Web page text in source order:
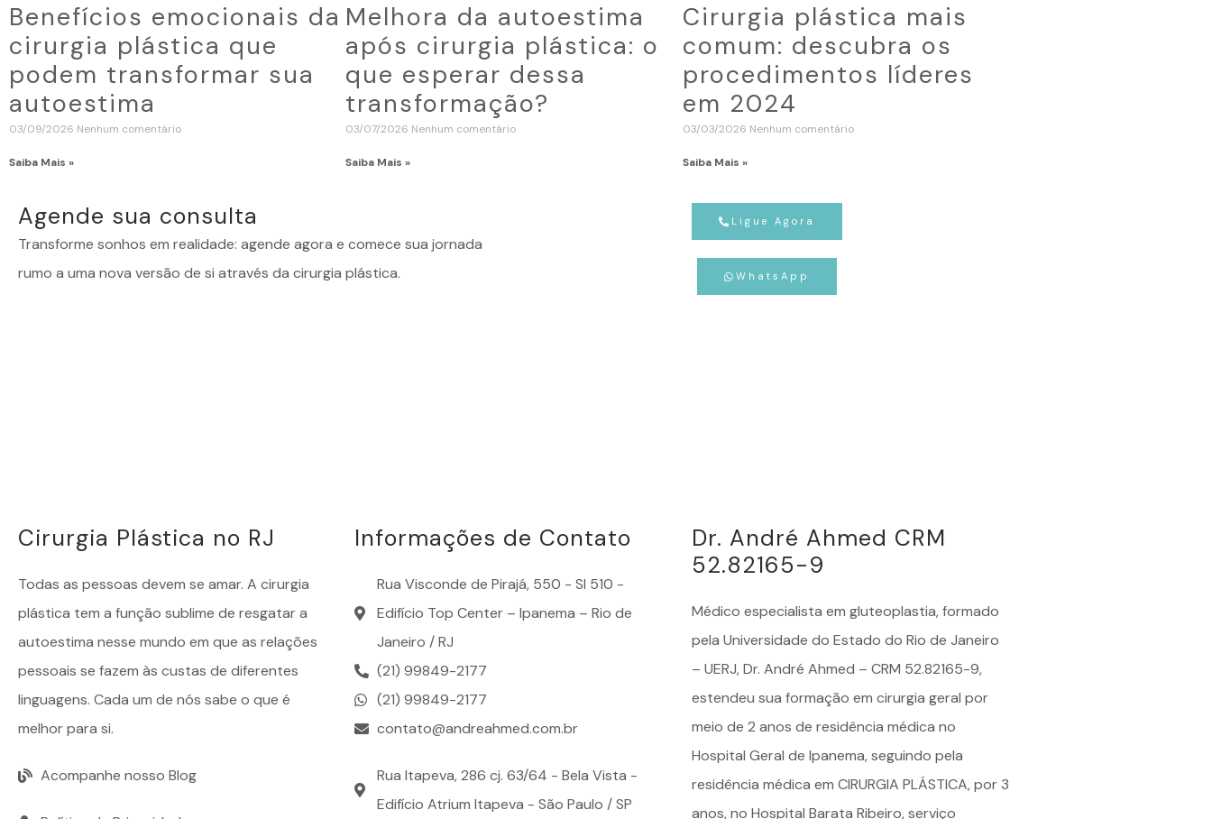
Benefícios emocionais da
cirurgia plástica que
podem transformar sua
autoestima
03/09/2026 Nenhum comentário
Saiba Mais »
Melhora da autoestima
após cirurgia plástica: o
que esperar dessa
transformação?
03/07/2026 Nenhum comentário
Saiba Mais »
Cirurgia plástica mais
comum: descubra os
procedimentos líderes
em 2024
03/03/2026 Nenhum comentário
Saiba Mais »
Agende sua consulta
Transforme sonhos em realidade: agende agora e comece sua jornada
rumo a uma nova versão de si através da cirurgia plástica.
Ligue Agora
WhatsApp
Cirurgia Plástica no RJ
Todas as pessoas devem se amar. A cirurgia
plástica tem a função sublime de resgatar a
autoestima nesse mundo em que as relações
pessoais se fazem às custas de diferentes
linguagens. Cada um de nós sabe o que é
melhor para si.
Acompanhe nosso Blog
Informações de Contato
Rua Visconde de Pirajá, 550 - Sl 510 -
Edifício Top Center – Ipanema – Rio de
Janeiro / RJ
(21) 99849-2177
(21) 99849-2177
contato@andreahmed.com.br
Rua Itapeva, 286 cj. 63/64 - Bela Vista -
Edifício Atrium Itapeva - São Paulo / SP
Dr. André Ahmed CRM
52.82165-9
Médico especialista em gluteoplastia, formado
pela Universidade do Estado do Rio de Janeiro
– UERJ, Dr. André Ahmed – CRM 52.82165-9,
estendeu sua formação em cirurgia geral por
meio de 2 anos de residência médica no
Hospital Geral de Ipanema, seguindo pela
residência médica em CIRURGIA PLÁSTICA, por 3
anos, no Hospital Barata Ribeiro, serviço